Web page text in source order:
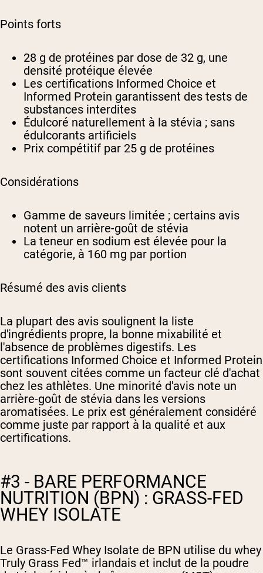
Points forts
28 g de protéines par dose de 32 g, une
densité protéique élevée
Les certifications Informed Choice et
Informed Protein garantissent des tests de
substances interdites
Édulcoré naturellement à la stévia ; sans
édulcorants artificiels
Prix compétitif par 25 g de protéines
Considérations
Gamme de saveurs limitée ; certains avis
notent un arrière-goût de stévia
La teneur en sodium est élevée pour la
catégorie, à 160 mg par portion
Résumé des avis clients
La plupart des avis soulignent la liste
d'ingrédients propre, la bonne mixabilité et
l'absence de problèmes digestifs. Les
certifications Informed Choice et Informed Protein
sont souvent citées comme un facteur clé d'achat
chez les athlètes. Une minorité d'avis note un
arrière-goût de stévia dans les versions
aromatisées. Le prix est généralement considéré
comme juste par rapport à la qualité et aux
certifications.
#3 - BARE PERFORMANCE
NUTRITION (BPN) : GRASS-FED
WHEY ISOLATE
Le Grass-Fed Whey Isolate de BPN utilise du whey
Truly Grass Fed™ irlandais et inclut de la poudre